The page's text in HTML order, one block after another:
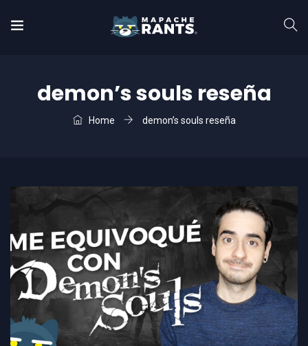
demon’s souls reseña
Home demon’s souls reseña